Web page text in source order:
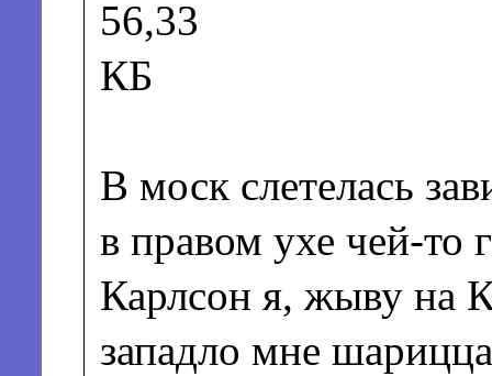
В моск слетелась
в правом ухе чей-то
Карлсон я, жыву на
западло мне